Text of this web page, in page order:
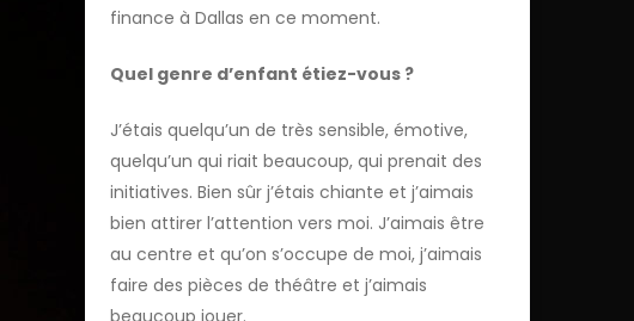
finance à Dallas en ce moment.
Quel genre d’enfant étiez-vous ?
J’étais quelqu’un de très sensible, émotive,
quelqu’un qui riait beaucoup, qui prenait des
initiatives. Bien sûr j’étais chiante et j’aimais
bien attirer l’attention vers moi. J’aimais être
au centre et qu’on s’occupe de moi, j’aimais
faire des pièces de théâtre et j’aimais
beaucoup jouer.